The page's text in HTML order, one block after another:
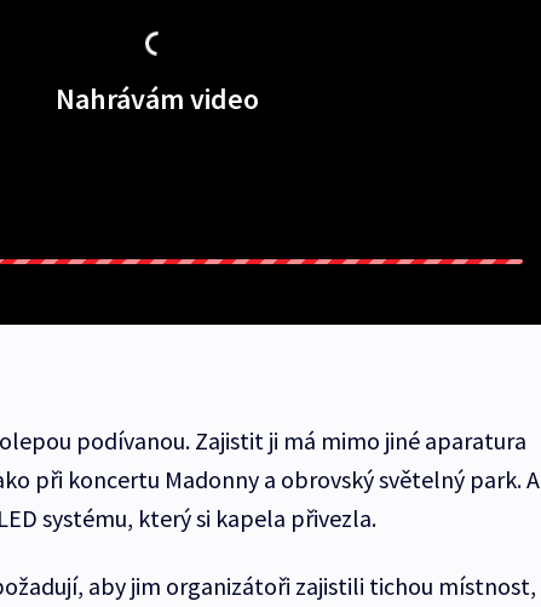
Nahrávám video
podívanou. Zajistit ji má mimo jiné aparatura
při koncertu Madonny a obrovský světelný park. A
systému, který si kapela přivezla.
aby jim organizátoři zajistili tichou místnost,